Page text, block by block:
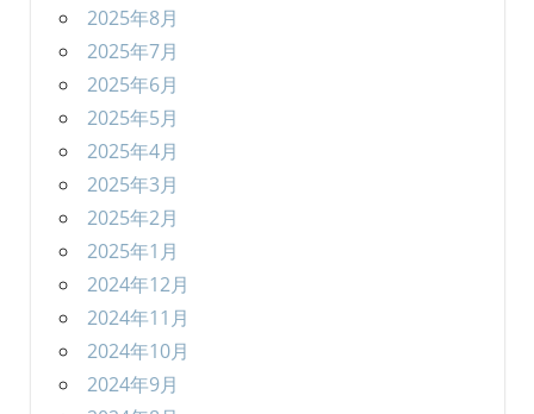
2025年8月
2025年7月
2025年6月
2025年5月
2025年4月
2025年3月
2025年2月
2025年1月
2024年12月
2024年11月
2024年10月
2024年9月